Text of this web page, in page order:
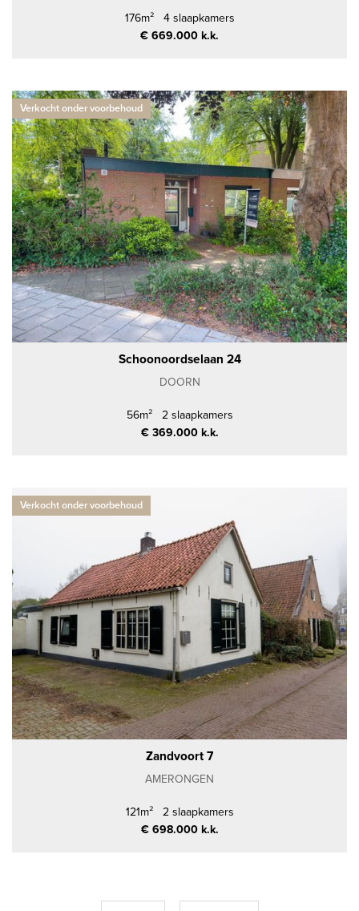
176m² 4 slaapkamers
€ 669.000 k.k.
Verkocht onder voorbehoud
Schoonoordselaan 24
DOORN
56m² 2 slaapkamers
€ 369.000 k.k.
Verkocht onder voorbehoud
Zandvoort 7
AMERONGEN
121m² 2 slaapkamers
€ 698.000 k.k.